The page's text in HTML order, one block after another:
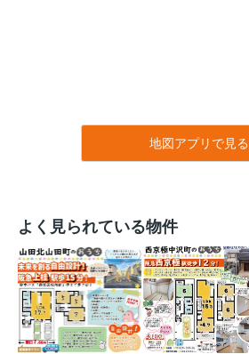
地図アプリで見る
よく見られている物件